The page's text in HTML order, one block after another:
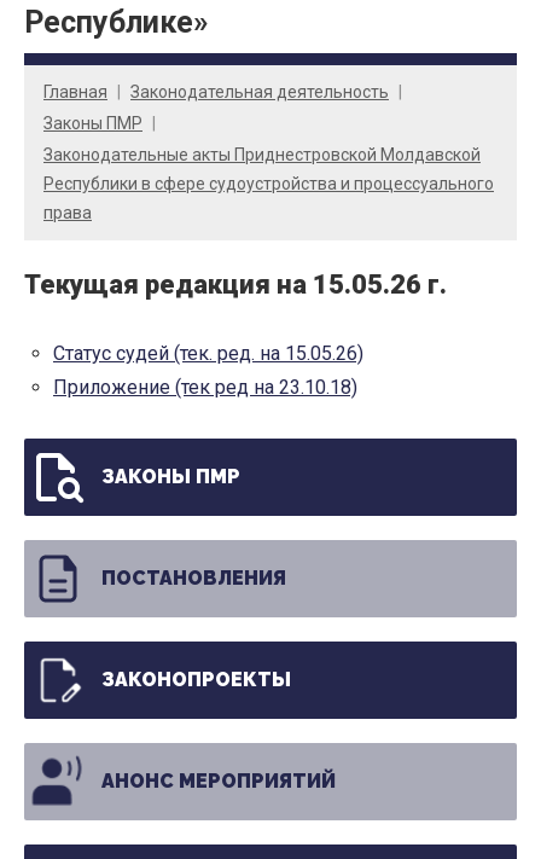
Республике»
Главная
Законодательная деятельность
Законы ПМР
Законодательные акты Приднестровской Молдавской
Республики в сфере судоустройства и процессуального
права
Текущая редакция на 15.05.26 г.
Статус судей (тек. ред. на 15.05.26)
Приложение (тек ред на 23.10.18)
ЗАКОНЫ ПМР
ПОСТАНОВЛЕНИЯ
ЗАКОНОПРОЕКТЫ
АНОНС МЕРОПРИЯТИЙ